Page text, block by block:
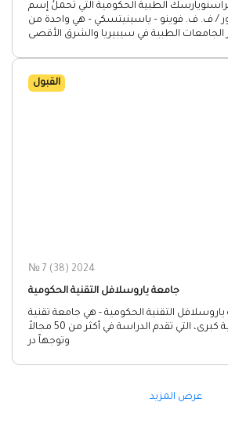
الطبية الحكومية التي تحملُ إسم
/ ف. ف. فوينو – ياسينيتسكي – هي واحدة من
الجامعات الطبية في سيبيريا والشرق الأقصى
القبول
№ 7 (38) 2024
جامعة ياروسلافل التقنية الحكومية
التقنية الحكومية - هي جامعة تقنية
روسية كبرى، التي تقدم الدراسة في أكثر من 50 مجالاً
وتوجهاً در
عرض المزيد